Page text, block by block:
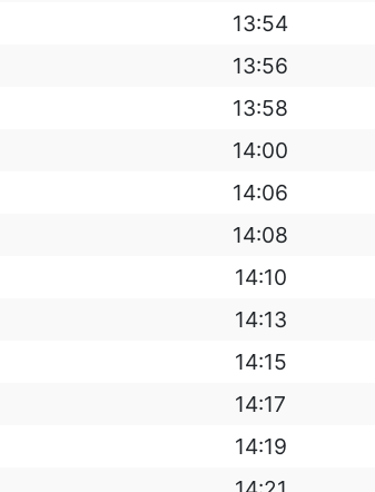
13:54
13:56
13:58
14:00
14:06
14:08
14:10
14:13
14:15
14:17
14:19